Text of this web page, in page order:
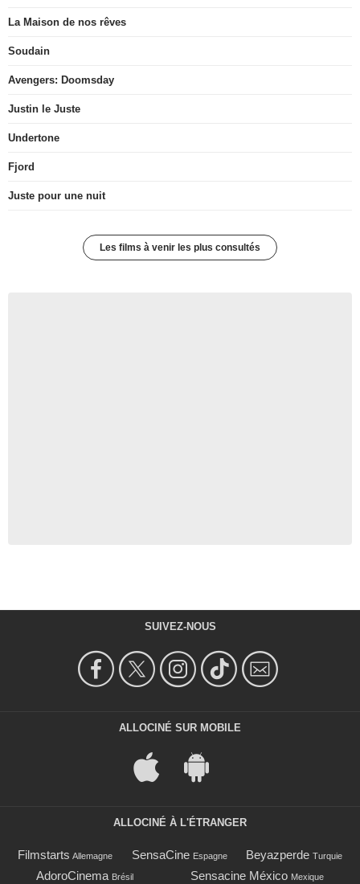
La Maison de nos rêves
Soudain
Avengers: Doomsday
Justin le Juste
Undertone
Fjord
Juste pour une nuit
Les films à venir les plus consultés
SUIVEZ-NOUS
ALLOCINÉ SUR MOBILE
ALLOCINÉ À L'ÉTRANGER
Filmstarts Allemagne SensaCine Espagne Beyazperde Turquie
AdoroCinema Brésil Sensacine México Mexique